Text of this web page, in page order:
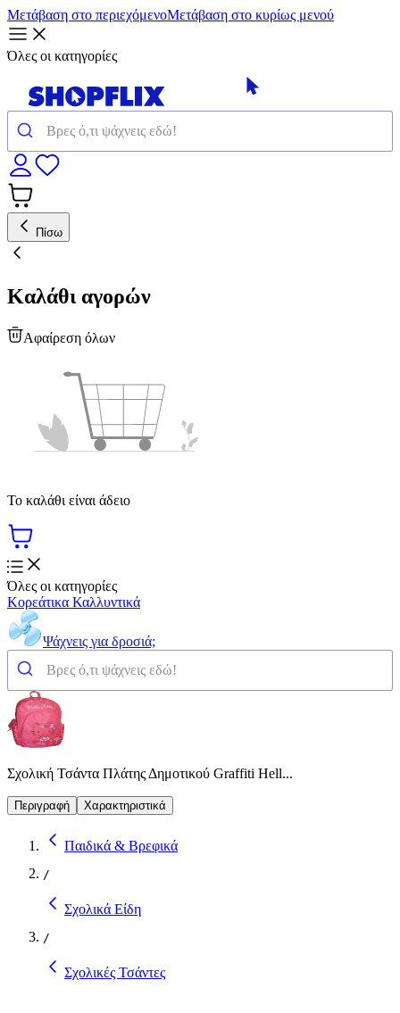
Μετάβαση στο περιεχόμενοΜετάβαση στο κυρίως μενού
Όλες οι κατηγορίες
Πίσω
Καλάθι αγορών
Αφαίρεση όλων
Το καλάθι είναι άδειο
Όλες οι κατηγορίες
Κορεάτικα Καλλυντικά
Ψάχνεις για δροσιά;
Σχολική Τσάντα Πλάτης Δημοτικού Graffiti Hell...
Περιγραφή Χαρακτηριστικά
Παιδικά & Βρεφικά
/
Σχολικά Είδη
/
Σχολικές Τσάντες